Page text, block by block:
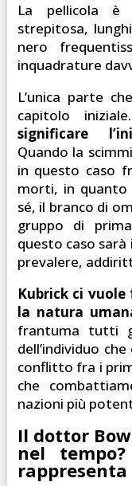
La pellicola è
strepitosa,
nero
inquadrature
L’unica parte
capitolo
significare
Quando la
in questo caso
morti, in quanto
sé, il branco di
gruppo di
questo caso sarà
prevalere,
Kubrick ci
la natura
frantuma tutti
dell’individuo
conflitto fra i
che
nazioni più
Il dottor
nel